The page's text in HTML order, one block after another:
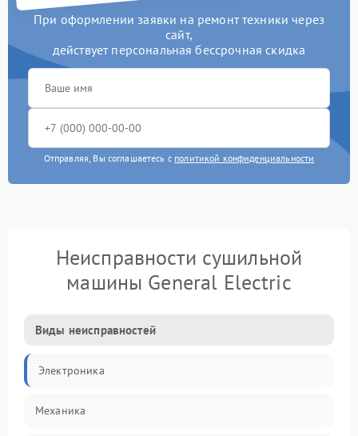
При оформлении заявки на ремонт техники через
сайт,
действует персональная бессрочная скидка
Отправляя, Вы соглашаетесь с политикой конфиденциальности
Неисправности сушильной
машины General Electric
Виды неисправностей
Электроника
Механика